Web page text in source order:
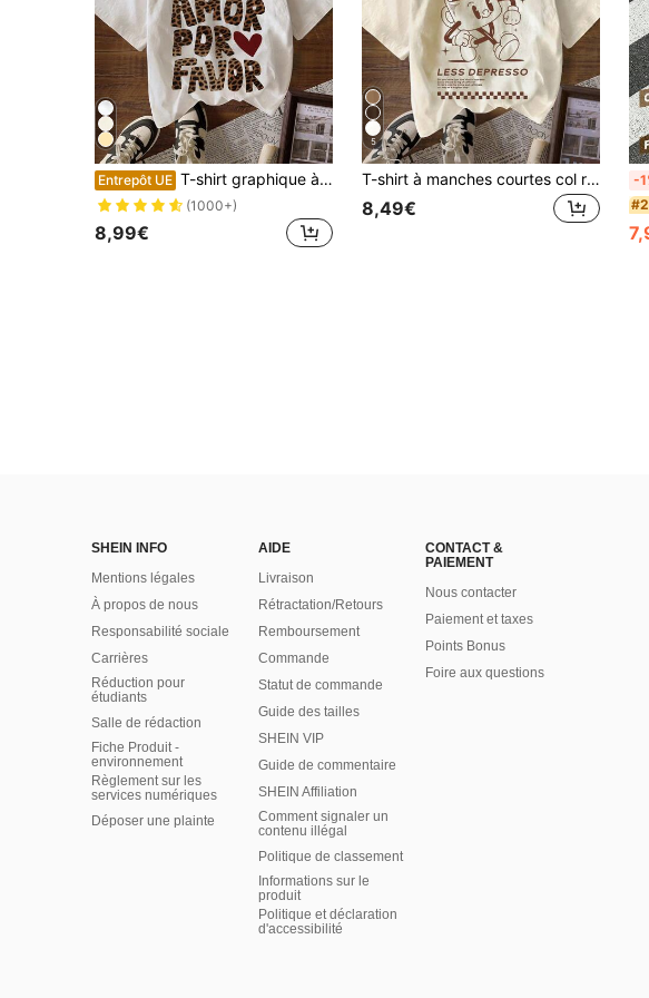
Entrepôt UE T-shirt graphique à imprimé léopard "More Amor", t-shirt décontracté à col rond et manches courtes pour femmes, Top mignon pour femmes, automne, rentrée scolaire, blanc été
(1000+)
8,99€
5
T-shirt à manches courtes col rond graphique pour femmes du club de café Espresso, décontracté pour l'été
8,49€
-
#2
SHEIN INFO
Mentions légales
À propos de nous
Responsabilité sociale
Carrières
Réduction pour
étudiants
Salle de rédaction
Fiche Produit -
environnement
Règlement sur les
services numériques
Déposer une plainte
AIDE
Livraison
Rétractation/Retours
Remboursement
Commande
Statut de commande
Guide des tailles
SHEIN VIP
Guide de commentaire
SHEIN Affiliation
Comment signaler un
contenu illégal
Politique de classement
Informations sur le
produit
Politique et déclaration
d'accessibilité
CONTACT &
PAIEMENT
Nous contacter
Paiement et taxes
Points Bonus
Foire aux questions